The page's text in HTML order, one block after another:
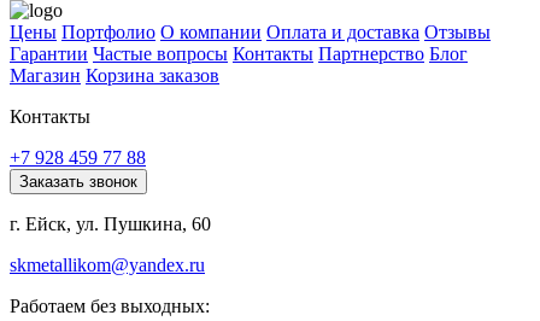
Цены Портфолио О компании Оплата и доставка Отзывы
Гарантии Частые вопросы Контакты Партнерство Блог
Магазин Корзина заказов
Контакты
+7 928 459 77 88
Заказать звонок
г. Ейск, ул. Пушкина, 60
skmetallikom@yandex.ru
Работаем без выходных: